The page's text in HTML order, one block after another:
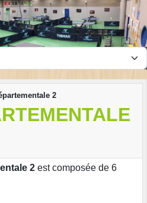
2
2 est composée de 6